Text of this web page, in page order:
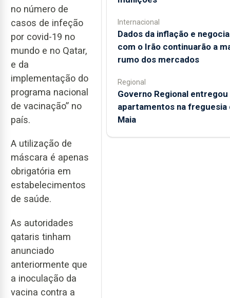
no número de
casos de infeção
por covid-19 no
mundo e no Qatar,
e da
implementação do
programa nacional
de vacinação” no
país.
A utilização de
máscara é apenas
obrigatória em
estabelecimentos
de saúde.
As autoridades
qataris tinham
anunciado
anteriormente que
a inoculação da
vacina contra a
Internacional
Dados da inflação e
com o Irão continuarão a
rumo dos mercados
Regional
Governo Regional entregou
apartamentos na freguesia
Maia